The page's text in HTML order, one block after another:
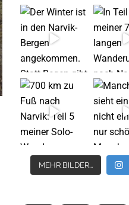
MEHR BILDER...